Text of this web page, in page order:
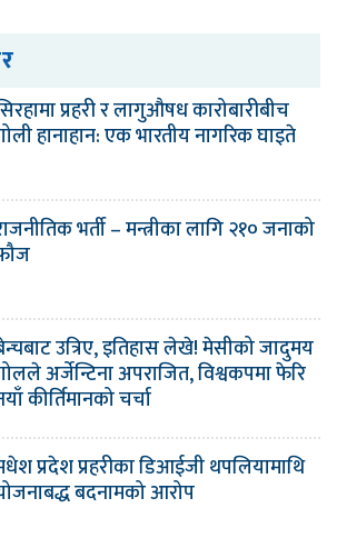
प्रहरी र लागुऔषध कारोबारीबीच
हानाहान: एक भारतीय नागरिक घाइते
भर्ती – मन्त्रीका लागि २१० जनाको
उत्रिए, इतिहास लेखे! मेसीको जादुमय
अर्जेन्टिना अपराजित, विश्वकपमा फेरि
कीर्तिमानको चर्चा
प्रदेश प्रहरीका डिआईजी थपलियामाथि
बदनामको आरोप